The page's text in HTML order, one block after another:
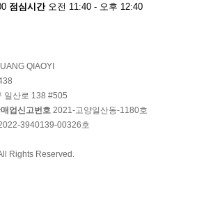
점심시간오전 11:40 - 오후 12:40
QIAOYI
일산로 138 #505
업신고번호 2021-고양일산동-1180호
3940139-00326호
Rights Reserved.